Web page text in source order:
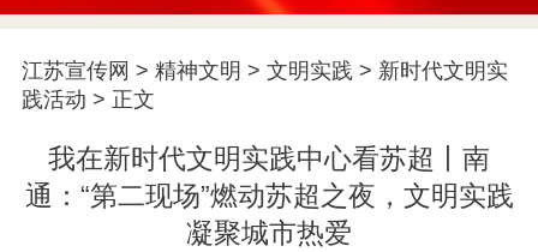
江苏宣传网 > 精神文明 > 文明实践 > 新时代文明实
践活动 > 正文
我在新时代文明实践中心看苏超丨南
通：“第二现场”燃动苏超之夜，文明实践
凝聚城市热爱